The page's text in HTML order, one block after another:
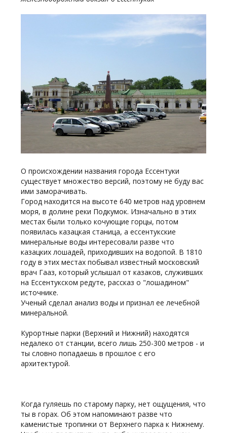
О происхождении названия города Ессентуки
существует множество версий, поэтому не буду вас
ими заморачивать.
Город находится на высоте 640 метров над уровнем
моря, в долине реки Подкумок. Изначально в этих
местах были только кочующие горцы, потом
появилась казацкая станица, а ессентукские
минеральные воды интересовали разве что
казацких лошадей, приходивших на водопой. В 1810
году в этих местах побывал известный московский
врач Гааз, который услышал от казаков, служивших
на Ессентукском редуте, рассказ о "лошадином"
источнике.
Ученый сделал анализ воды и признал ее лечебной
минеральной.
Курортные парки (Верхний и Нижний) находятся
недалеко от станции, всего лишь 250-300 метров - и
ты словно попадаешь в прошлое с его
архитектурой.
Когда гуляешь по старому парку, нет ощущения, что
ты в горах. Об этом напоминают разве что
каменистые тропинки от Верхнего парка к Нижнему.